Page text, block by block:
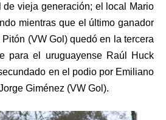
de vieja generación; el local Mario
mientras que el último ganador
(VW Gol) quedó en la tercera
para el uruguayense Raúl Huck
en el podio por Emiliano
Giménez (VW Gol).